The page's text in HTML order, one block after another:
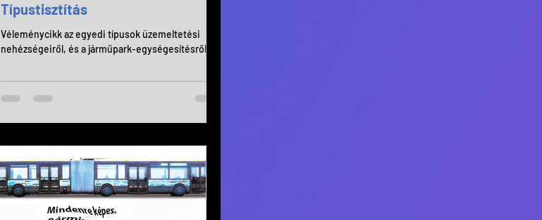
Típustisztítás
Véleménycikk az egyedi típusok üzemeltetési
nehézségeiről, és a járműpark-egységesítésről.